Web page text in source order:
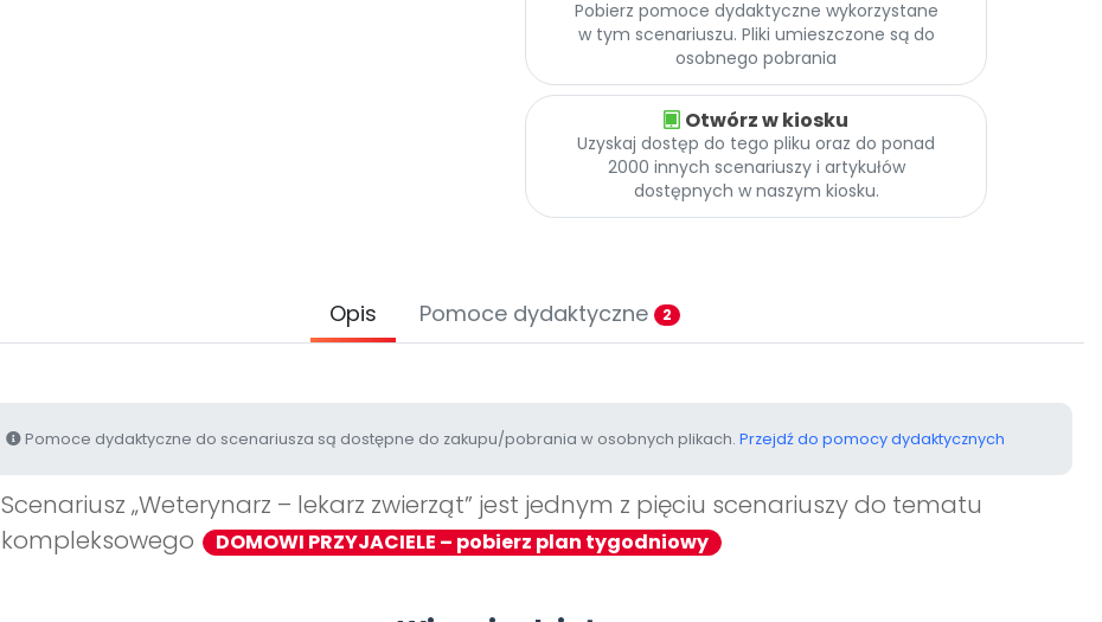
Pobierz pomoce dydaktyczne wykorzystane
w tym scenariuszu. Pliki umieszczone są do
osobnego pobrania
Otwórz w kiosku
Uzyskaj dostęp do tego pliku oraz do ponad
2000 innych scenariuszy i artykułów
dostępnych w naszym kiosku.
Opis Pomoce dydaktyczne 2
Pomoce dydaktyczne do scenariusza są dostępne do zakupu/pobrania w osobnych plikach. Przejdź do pomocy dydaktycznych
Scenariusz „Weterynarz – lekarz zwierząt” jest jednym z pięciu scenariuszy do tematu
kompleksowego
DOMOWI PRZYJACIELE – pobierz plan tygodniowy